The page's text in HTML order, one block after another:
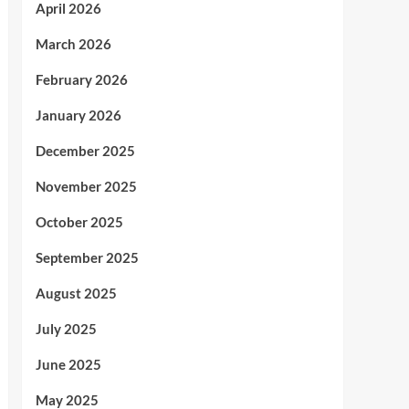
April 2026
March 2026
February 2026
January 2026
December 2025
November 2025
October 2025
September 2025
August 2025
July 2025
June 2025
May 2025